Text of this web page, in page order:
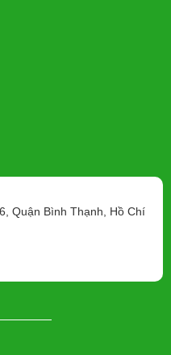
Quận Bình Thạnh, Hồ Chí